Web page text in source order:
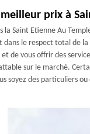
prix à
Saint Etienne Au
le respect total de
de vous offrir des
sur le marché.
soyez des particuliers